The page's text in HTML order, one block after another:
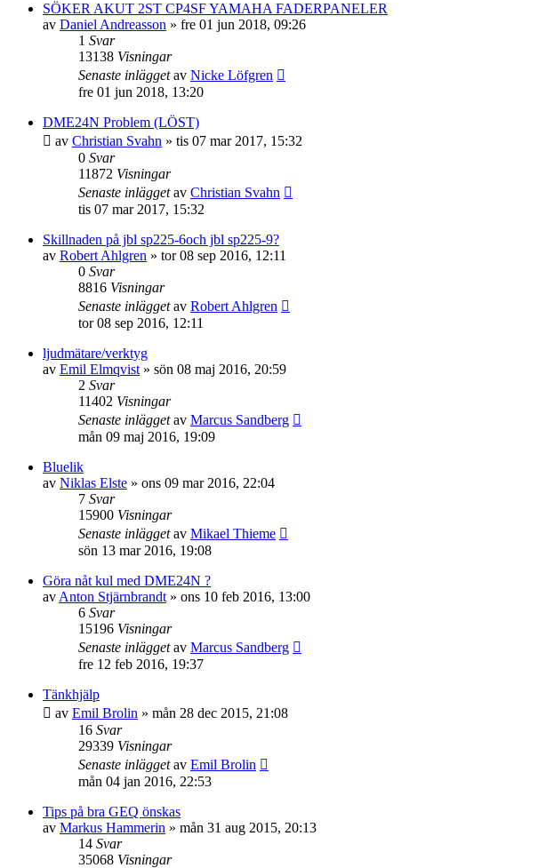
SÖKER AKUT 2ST CP4SF YAMAHA FADERPANELER
av Daniel Andreasson » fre 01 jun 2018, 09:26
1 Svar
13138 Visningar
Senaste inläggetav Nicke Löfgren
fre 01 jun 2018, 13:20
DME24N Problem (LÖST)
av Christian Svahn » tis 07 mar 2017, 15:32
0 Svar
11872 Visningar
Senaste inläggetav Christian Svahn
tis 07 mar 2017, 15:32
Skillnaden på jbl sp225-6och jbl sp225-9?
av Robert Ahlgren » tor 08 sep 2016, 12:11
0 Svar
8816 Visningar
Senaste inläggetav Robert Ahlgren
tor 08 sep 2016, 12:11
ljudmätare/verktyg
av Emil Elmqvist » sön 08 maj 2016, 20:59
2 Svar
11402 Visningar
Senaste inläggetav Marcus Sandberg
mån 09 maj 2016, 19:09
Bluelik
av Niklas Elste » ons 09 mar 2016, 22:04
7 Svar
15900 Visningar
Senaste inläggetav Mikael Thieme
sön 13 mar 2016, 19:08
Göra nåt kul med DME24N ?
av Anton Stjärnbrandt » ons 10 feb 2016, 13:00
6 Svar
15196 Visningar
Senaste inläggetav Marcus Sandberg
fre 12 feb 2016, 19:37
Tänkhjälp
av Emil Brolin » mån 28 dec 2015, 21:08
16 Svar
29339 Visningar
Senaste inläggetav Emil Brolin
mån 04 jan 2016, 22:53
Tips på bra GEQ önskas
av Markus Hammerin » mån 31 aug 2015, 20:13
14 Svar
35068 Visningar